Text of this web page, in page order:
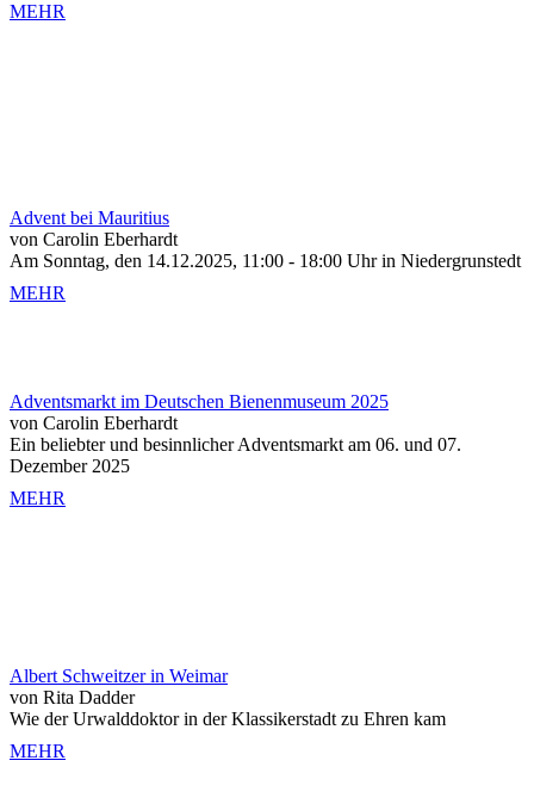
MEHR
Advent bei Mauritius
von Carolin Eberhardt
Am Sonntag, den 14.12.2025, 11:00 - 18:00 Uhr in Niedergrunstedt
MEHR
Adventsmarkt im Deutschen Bienenmuseum 2025
von Carolin Eberhardt
Ein beliebter und besinnlicher Adventsmarkt am 06. und 07.
Dezember 2025
MEHR
Albert Schweitzer in Weimar
von Rita Dadder
Wie der Urwalddoktor in der Klassikerstadt zu Ehren kam
MEHR